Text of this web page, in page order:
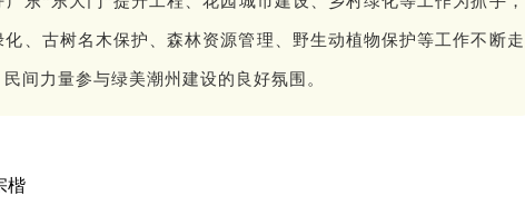
、古树名木保护、森林资源管理、野生动植物保护等工作不断走
间力量参与绿美潮州建设的良好氛围。
楷